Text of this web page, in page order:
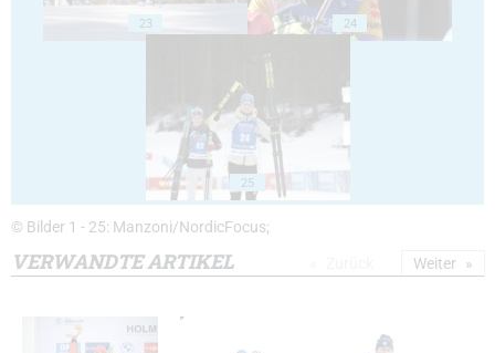
23 24
25
© Bilder 1 - 25: Manzoni/NordicFocus;
VERWANDTE ARTIKEL Weiter